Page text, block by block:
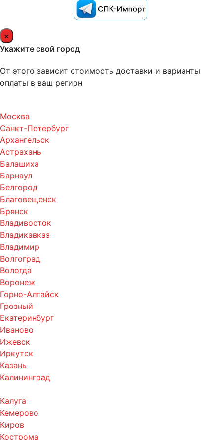
×
Укажите свой город
От этого зависит стоимость доставки и варианты
оплаты в ваш регион
Москва
Санкт-Петербург
Архангельск
Астрахань
Балашиха
Барнаул
Белгород
Благовещенск
Брянск
Владивосток
Владикавказ
Владимир
Волгоград
Вологда
Воронеж
Горно-Алтайск
Грозный
Екатеринбург
Иваново
Ижевск
Иркутск
Казань
Калининград
Калуга
Кемерово
Киров
Кострома